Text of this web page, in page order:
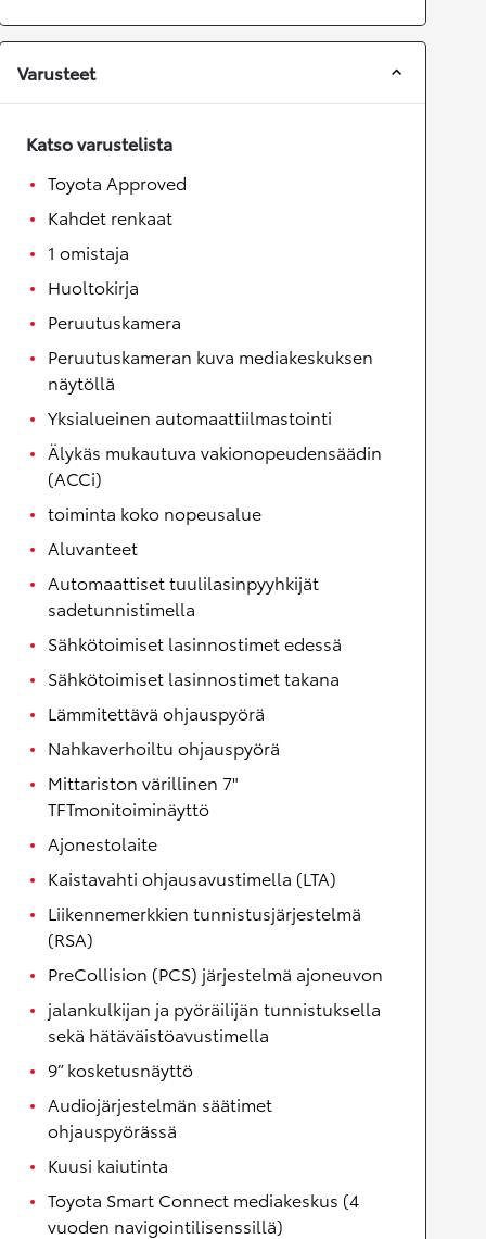
Varusteet
Katso varustelista
Toyota Approved
Kahdet renkaat
1 omistaja
Huoltokirja
Peruutuskamera
Peruutuskameran kuva mediakeskuksen
näytöllä
Yksialueinen automaattiilmastointi
Älykäs mukautuva vakionopeudensäädin
(ACCi)
toiminta koko nopeusalue
Aluvanteet
Automaattiset tuulilasinpyyhkijät
sadetunnistimella
Sähkötoimiset lasinnostimet edessä
Sähkötoimiset lasinnostimet takana
Lämmitettävä ohjauspyörä
Nahkaverhoiltu ohjauspyörä
Mittariston värillinen 7"
TFTmonitoiminäyttö
Ajonestolaite
Kaistavahti ohjausavustimella (LTA)
Liikennemerkkien tunnistusjärjestelmä
(RSA)
PreCollision (PCS) järjestelmä ajoneuvon
jalankulkijan ja pyöräilijän tunnistuksella
sekä hätäväistöavustimella
9” kosketusnäyttö
Audiojärjestelmän säätimet
ohjauspyörässä
Kuusi kaiutinta
Toyota Smart Connect mediakeskus (4
vuoden navigointilisenssillä)